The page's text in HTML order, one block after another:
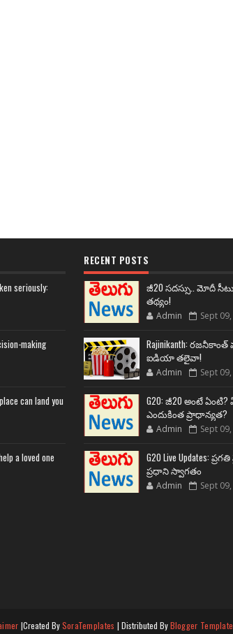
seriously:
making
can land you
a loved one
RECENT POSTS
జీ20 సదస్సు.. మోదీ
తథ్యం!
Admin Sept
Rajinikanth:
ఐడియా తలైవా!
Admin Sept
G20: జీ20 అంటే ఏంటి?
ఎందుకింత ప్రాధాన్యత?
Admin Sept
G20 Live Updates:
ప్రధాని స్వాగతం
Admin Sept
|Created BySoraTemplates | Distributed ByBlogger